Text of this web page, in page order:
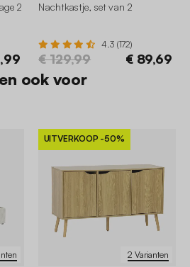
2
Nachtkastje, set van 2
4.3 (172)
€ 129,99 € 89,69
ook voor
2 Varianten
UITVERKOOP -50%